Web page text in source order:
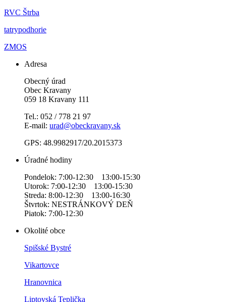
RVC Štrba
tatrypodhorie
ZMOS
Adresa
Obecný úrad
Obec Kravany
059 18 Kravany 111
Tel.: 052 / 778 21 97
E-mail: urad@obeckravany.sk
GPS: 48.9982917/20.2015373
Úradné hodiny
Pondelok: 7:00-12:30 13:00-15:30
Utorok: 7:00-12:30 13:00-15:30
Streda: 8:00-12:30 13:00-16:30
Štvrtok: NESTRÁNKOVÝ DEŇ
Piatok: 7:00-12:30
Okolité obce
Spišské Bystré
Vikartovce
Hranovnica
Liptovská Teplička